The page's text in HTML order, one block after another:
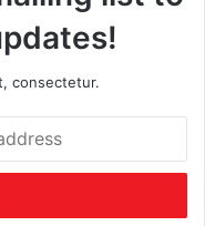
consectetur.